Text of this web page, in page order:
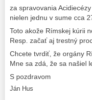
za spravovania
nielen jednu v sume cca
Toto akože Rímskej kúrii
Resp. začať aj trestný
Chcete tvrdiť, že orgány
Mne sa zdá, že sa našiel
S pozdravom
Ján Hus